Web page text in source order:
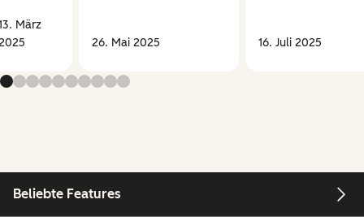
März
26. Mai 2025 16. Juli 2025
Beliebte Features